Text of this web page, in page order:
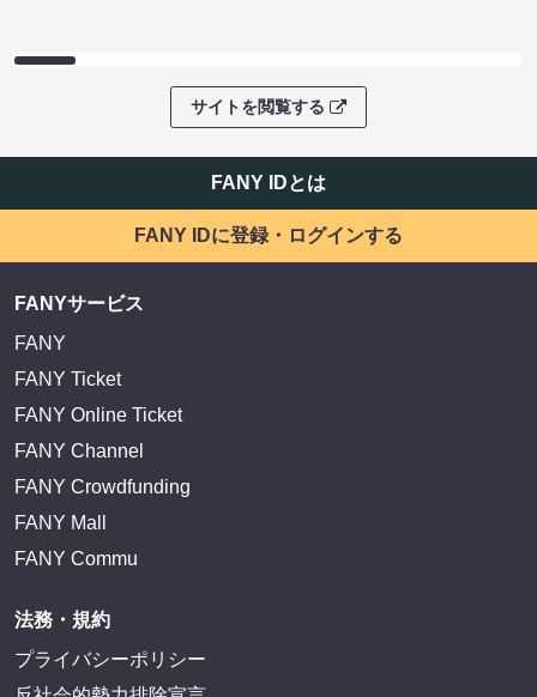
サイトを閲覧する
FANY IDとは
FANY IDに登録・ログインする
FANYサービス
FANY
FANY Ticket
FANY Online Ticket
FANY Channel
FANY Crowdfunding
FANY Mall
FANY Commu
法務・規約
プライバシーポリシー